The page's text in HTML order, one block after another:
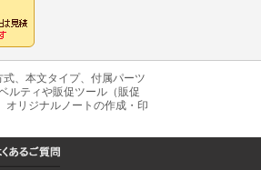
、本文タイプ、付属パーツ
ルティや販促ツール（販促
オリジナルノートの作成・印